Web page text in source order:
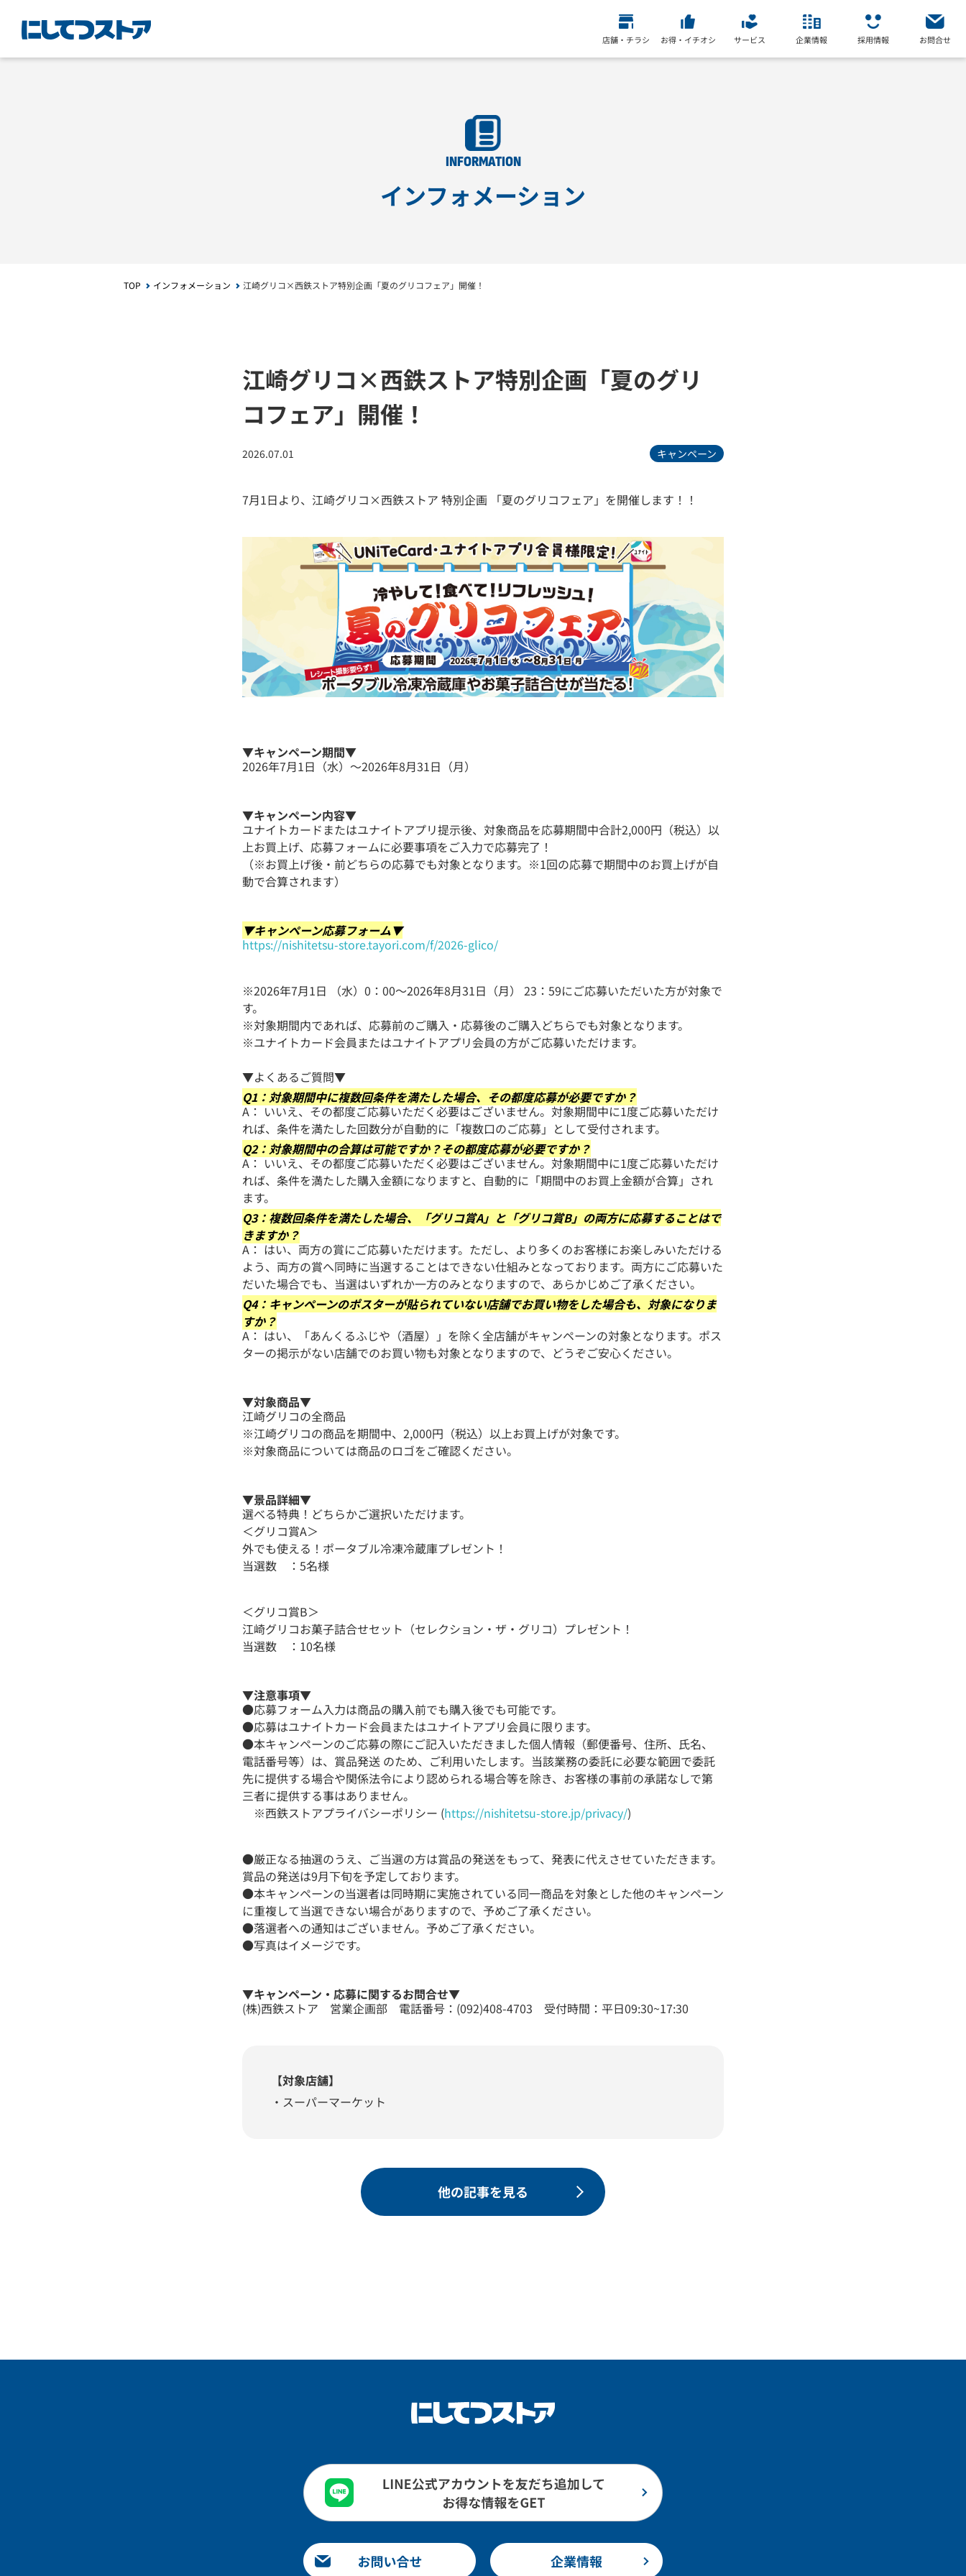
店舗・チラシ お得・イチオシ サービス 企業情報 採用情報 お問合せ
INFORMATION
インフォメーション
TOP インフォメーション 江崎グリコ×西鉄ストア特別企画「夏のグリコフェア」開催！
江崎グリコ×西鉄ストア特別企画「夏のグリ
コフェア」開催！
2026.07.01 キャンペーン
7月1日より、江崎グリコ×西鉄ストア 特別企画 「夏のグリコフェア」を開催します！！
▼キャンペーン期間▼
2026年7月1日（水）～2026年8月31日（月）
▼キャンペーン内容▼
ユナイトカードまたはユナイトアプリ提示後、対象商品を応募期間中合計2,000円（税込）以
上お買上げ、応募フォームに必要事項をご入力で応募完了！
（※お買上げ後・前どちらの応募でも対象となります。※1回の応募で期間中のお買上げが自
動で合算されます）
▼キャンペーン応募フォーム▼
https://nishitetsu-store.tayori.com/f/2026-glico/
※2026年7月1日 （水）0：00～2026年8月31日（月） 23：59にご応募いただいた方が対象で
す。
※対象期間内であれば、応募前のご購入・応募後のご購入どちらでも対象となります。
※ユナイトカード会員またはユナイトアプリ会員の方がご応募いただけます。
▼よくあるご質問▼
Q1：対象期間中に複数回条件を満たした場合、その都度応募が必要ですか？
A： いいえ、その都度ご応募いただく必要はございません。対象期間中に1度ご応募いただけ
れば、条件を満たした回数分が自動的に「複数口のご応募」として受付されます。
Q2：対象期間中の合算は可能ですか？その都度応募が必要ですか？
A： いいえ、その都度ご応募いただく必要はございません。対象期間中に1度ご応募いただけ
れば、条件を満たした購入金額になりますと、自動的に「期間中のお買上金額が合算」され
ます。
Q3：複数回条件を満たした場合、「グリコ賞A」と「グリコ賞B」の両方に応募することはで
きますか？
A： はい、両方の賞にご応募いただけます。ただし、より多くのお客様にお楽しみいただける
よう、両方の賞へ同時に当選することはできない仕組みとなっております。両方にご応募いた
だいた場合でも、当選はいずれか一方のみとなりますので、あらかじめご了承ください。
Q4：キャンペーンのポスターが貼られていない店舗でお買い物をした場合も、対象になりま
すか？
A： はい、「あんくるふじや（酒屋）」を除く全店舗がキャンペーンの対象となります。ポス
ターの掲示がない店舗でのお買い物も対象となりますので、どうぞご安心ください。
▼対象商品▼
江崎グリコの全商品
※江崎グリコの商品を期間中、2,000円（税込）以上お買上げが対象です。
※対象商品については商品のロゴをご確認ください。
▼景品詳細▼
選べる特典！どちらかご選択いただけます。
＜グリコ賞A＞
外でも使える！ポータブル冷凍冷蔵庫プレゼント！
当選数 ：5名様
＜グリコ賞B＞
江崎グリコお菓子詰合せセット（セレクション・ザ・グリコ）プレゼント！
当選数 ：10名様
▼注意事項▼
●応募フォーム入力は商品の購入前でも購入後でも可能です。
●応募はユナイトカード会員またはユナイトアプリ会員に限ります。
●本キャンペーンのご応募の際にご記入いただきました個人情報（郵便番号、住所、氏名、
電話番号等）は、賞品発送 のため、ご利用いたします。当該業務の委託に必要な範囲で委託
先に提供する場合や関係法令により認められる場合等を除き、お客様の事前の承諾なしで第
三者に提供する事はありません。
※西鉄ストアプライバシーポリシー (https://nishitetsu-store.jp/privacy/)
●厳正なる抽選のうえ、ご当選の方は賞品の発送をもって、発表に代えさせていただきます。
賞品の発送は9月下旬を予定しております。
●本キャンペーンの当選者は同時期に実施されている同一商品を対象とした他のキャンペーン
に重複して当選できない場合がありますので、予めご了承ください。
●落選者への通知はございません。予めご了承ください。
●写真はイメージです。
▼キャンペーン・応募に関するお問合せ▼
(株)西鉄ストア 営業企画部 電話番号：(092)408-4703 受付時間：平日09:30~17:30
【対象店舗】
・スーパーマーケット
他の記事を見る